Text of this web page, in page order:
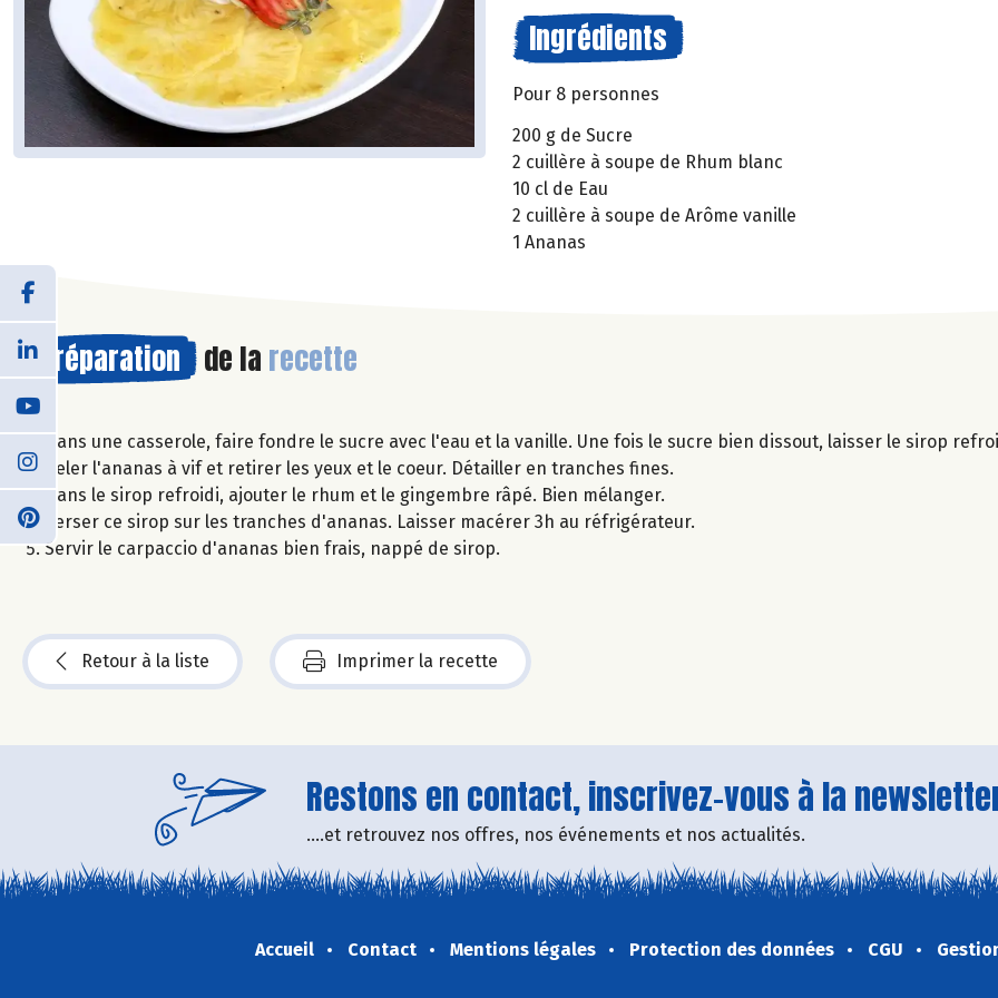
Ingrédients
Pour 8 personnes
200 g de Sucre
2 cuillère à soupe de Rhum blanc
10 cl de Eau
2 cuillère à soupe de Arôme vanille
1 Ananas
Préparation de la recette
Dans une casserole, faire fondre le sucre avec l'eau et la vanille. Une fois le sucre bien dissout, laisser le sirop
Peler l'ananas à vif et retirer les yeux et le coeur. Détailler en tranches fines.
Dans le sirop refroidi, ajouter le rhum et le gingembre râpé. Bien mélanger.
Verser ce sirop sur les tranches d'ananas. Laisser macérer 3h au réfrigérateur.
Servir le carpaccio d'ananas bien frais, nappé de sirop.
Retour à la liste Imprimer la recette
Restons en contact, inscrivez-vous à la
....et retrouvez nos offres, nos événements et nos actualités.
Accueil Contact Mentions légales Protection des données CGU